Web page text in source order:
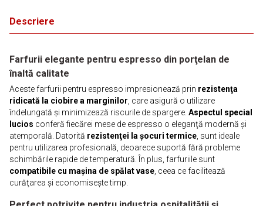
Descriere
Farfurii elegante pentru espresso din porţelan de
înaltă calitate
Aceste farfurii pentru espresso impresionează prin rezistenţa
ridicată la ciobire a marginilor , care asigură o utilizare
îndelungată şi minimizează riscurile de spargere. Aspectul special
lucios conferă fiecărei mese de espresso o eleganţă modernă şi
atemporală. Datorită rezistenţei la şocuri termice , sunt ideale
pentru utilizarea profesională, deoarece suportă fără probleme
schimbările rapide de temperatură. În plus, farfuriile sunt
compatibile cu maşina de spălat vase , ceea ce facilitează
curăţarea şi economiseşte timp.